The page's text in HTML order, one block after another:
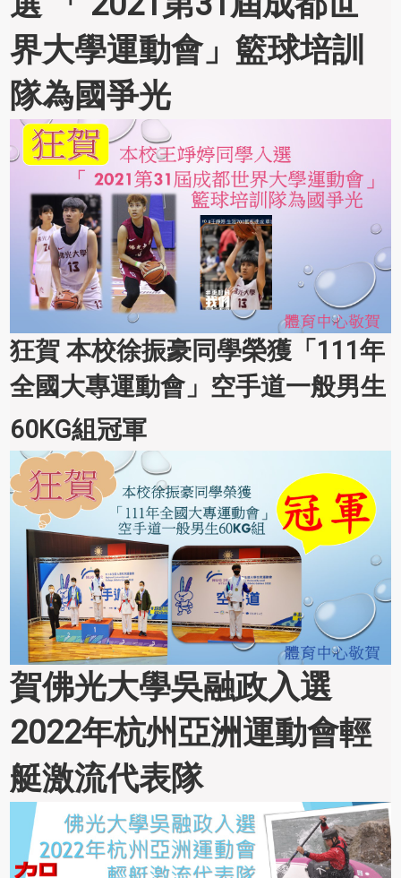
界大學運動會」籃球培訓
隊為國爭光
狂賀 本校徐振豪同學榮獲「111年
全國大專運動會」空手道一般男生
60KG組冠軍
賀佛光大學吳融政入選
2022年杭州亞洲運動會輕
艇激流代表隊